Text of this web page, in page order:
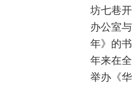
坊七巷
办公室
年》的
年来在
举办《